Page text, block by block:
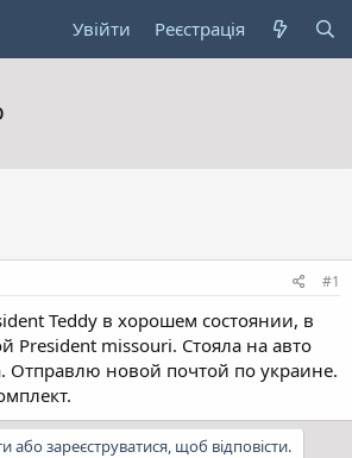
Увійти Реєстрація
#1
Teddy в хорошем состоянии, в
President missouri. Стояла на авто
Отправлю новой почтой по украине.
або зареєструватися, щоб відповісти.